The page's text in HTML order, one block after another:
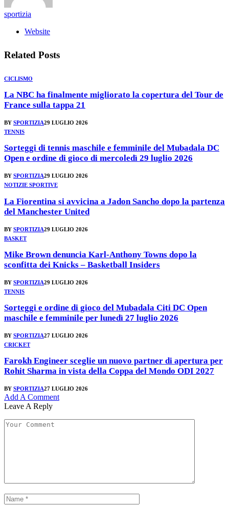
sportizia
Website
Related Posts
CICLISMO
La NBC ha finalmente migliorato la copertura del Tour de
France sulla tappa 21
BY SPORTIZIA29 LUGLIO 2026
TENNIS
Sorteggi di tennis maschile e femminile del Mubadala DC
Open e ordine di gioco di mercoledì 29 luglio 2026
BY SPORTIZIA29 LUGLIO 2026
NOTIZIE SPORTIVE
La Fiorentina si avvicina a Jadon Sancho dopo la partenza
del Manchester United
BY SPORTIZIA29 LUGLIO 2026
BASKET
Mike Brown denuncia Karl-Anthony Towns dopo la
sconfitta dei Knicks – Basketball Insiders
BY SPORTIZIA29 LUGLIO 2026
TENNIS
Sorteggi e ordine di gioco del Mubadala Citi DC Open
maschile e femminile per lunedì 27 luglio 2026
BY SPORTIZIA27 LUGLIO 2026
CRICKET
Farokh Engineer sceglie un nuovo partner di apertura per
Rohit Sharma in vista della Coppa del Mondo ODI 2027
BY SPORTIZIA27 LUGLIO 2026
Add A Comment
Leave A Reply